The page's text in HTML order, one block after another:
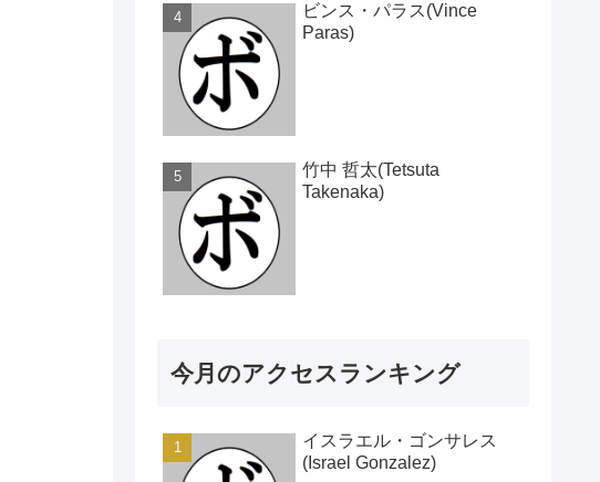
ビンス・パラス(Vince
Paras)
竹中 哲太(Tetsuta
Takenaka)
今月のアクセスランキング
イスラエル・ゴンサレス
(Israel Gonzalez)